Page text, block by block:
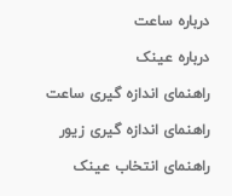
درباره ساعت
درباره عینک
راهنمای اندازه گیری ساعت
راهنمای اندازه گیری زیور
راهنمای انتخاب عینک